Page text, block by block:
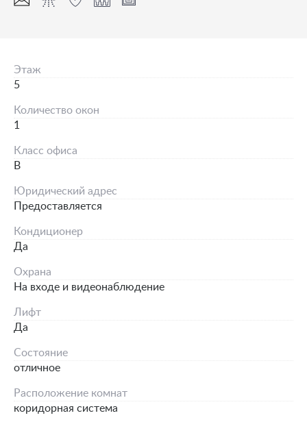
Этаж
5
Количество окон
1
Класс офиса
B
Юридический адрес
Предоставляется
Кондиционер
Да
Охрана
На входе и видеонаблюдение
Лифт
Да
Состояние
отличное
Расположение комнат
коридорная система